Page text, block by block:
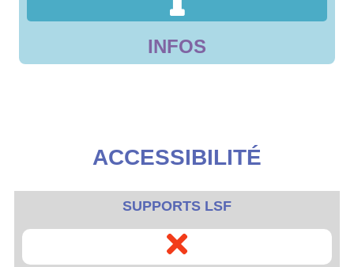
INFOS
ACCESSIBILITÉ
SUPPORTS LSF